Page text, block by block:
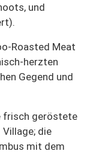
und
Roasted Meat
herzten
Gegend und
frisch geröstete
die
mit dem